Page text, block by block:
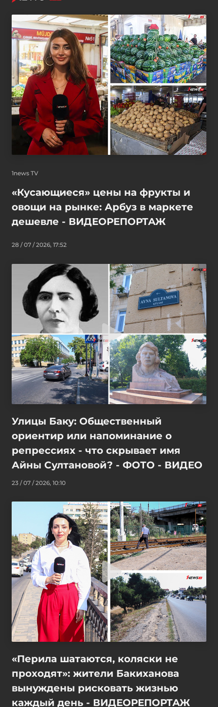
1news TV
«Кусающиеся» цены на фрукты и
овощи на рынке: Арбуз в маркете
дешевле - ВИДЕОРЕПОРТАЖ
28 / 07 / 2026, 17:52
Улицы Баку: Общественный
ориентир или напоминание о
репрессиях - что скрывает имя
Айны Султановой? - ФОТО - ВИДЕО
23 / 07 / 2026, 10:10
«Перила шатаются, коляски не
проходят»: жители Бакиханова
вынуждены рисковать жизнью
каждый день - ВИДЕОРЕПОРТАЖ